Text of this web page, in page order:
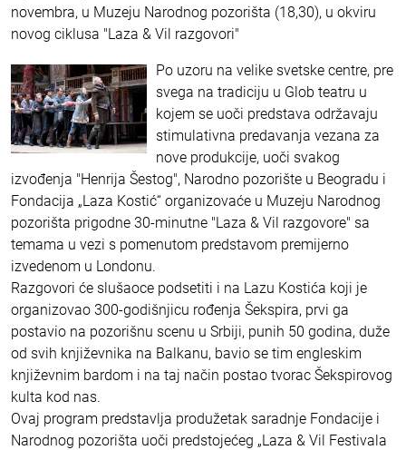
novembra, u Muzeju Narodnog pozorišta (18,30), u okviru
novog ciklusa "Laza & Vil razgovori"
Po uzoru na velike svetske centre, pre
svega na tradiciju u Glob teatru u
kojem se uoči predstava održavaju
stimulativna predavanja vezana za
nove produkcije, uoči svakog
izvođenja "Henrija Šestog", Narodno pozorište u Beogradu i
Fondacija „Laza Kostić“ organizovaće u Muzeju Narodnog
pozorišta prigodne 30-minutne "Laza & Vil razgovore" sa
temama u vezi s pomenutom predstavom premijerno
izvedenom u Londonu.
Razgovori će slušaoce podsetiti i na Lazu Kostića koji je
organizovao 300-godišnjicu rođenja Šekspira, prvi ga
postavio na pozorišnu scenu u Srbiji, punih 50 godina, duže
od svih književnika na Balkanu, bavio se tim engleskim
književnim bardom i na taj način postao tvorac Šekspirovog
kulta kod nas.
Ovaj program predstavlja produžetak saradnje Fondacije i
Narodnog pozorišta uoči predstojećeg „Laza & Vil Festivala